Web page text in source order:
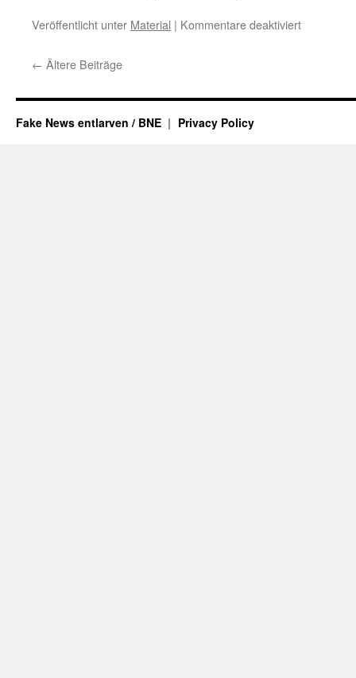
Veröffentlicht unter Material | Kommentare deaktiviertfür
2025
← Ältere Beiträge
Fake News entlarven / BNE Privacy Policy